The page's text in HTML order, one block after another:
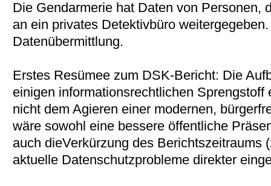
Die Gendarmerie hat Daten von Personen,
an ein privates Detektivbüro
Datenübermittlung.
Erstes Resümee zum DSK-Bericht: Die
einigen informationsrechtlichen
nicht dem Agieren einer modernen,
wäre sowohl eine bessere öffentliche
auch dieVerkürzung des Berichtszeitraums
aktuelle Datenschutzprobleme direkter